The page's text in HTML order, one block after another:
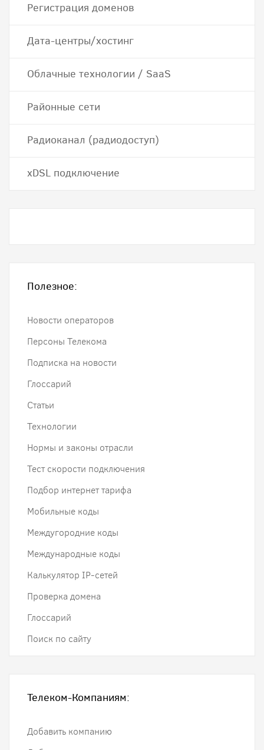
Регистрация доменов
Дата-центры/хостинг
Облачные технологии / SaaS
Районные сети
Радиоканал (радиодоступ)
хDSL подключение
Полезное:
Новости операторов
Персоны Телекома
Подписка на новости
Глоссарий
Статьи
Технологии
Нормы и законы отрасли
Тест скорости подключения
Подбор интернет тарифа
Мобильные коды
Междугородние коды
Международные коды
Калькулятор IP-сетей
Проверка домена
Глоссарий
Поиск по сайту
Телеком-Компаниям:
Добавить компанию